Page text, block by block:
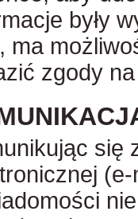
były
ma
zgody na
się